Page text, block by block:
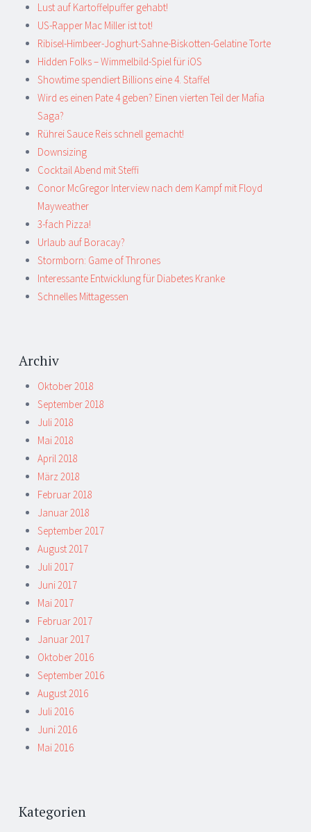
Lust auf Kartoffelpuffer gehabt!
US-Rapper Mac Miller ist tot!
Ribisel-Himbeer-Joghurt-Sahne-Biskotten-Gelatine Torte
Hidden Folks – Wimmelbild-Spiel für iOS
Showtime spendiert Billions eine 4. Staffel
Wird es einen Pate 4 geben? Einen vierten Teil der Mafia
Saga?
Rührei Sauce Reis schnell gemacht!
Downsizing
Cocktail Abend mit Steffi
Conor McGregor Interview nach dem Kampf mit Floyd
Mayweather
3-fach Pizza!
Urlaub auf Boracay?
Stormborn: Game of Thrones
Interessante Entwicklung für Diabetes Kranke
Schnelles Mittagessen
Archiv
Oktober 2018
September 2018
Juli 2018
Mai 2018
April 2018
März 2018
Februar 2018
Januar 2018
September 2017
August 2017
Juli 2017
Juni 2017
Mai 2017
Februar 2017
Januar 2017
Oktober 2016
September 2016
August 2016
Juli 2016
Juni 2016
Mai 2016
Kategorien